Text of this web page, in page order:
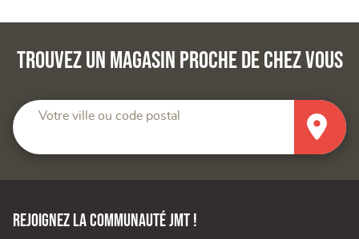
Trouvez un magasin proche de chez vous
Votre ville ou code postal
Rejoignez la communauté JMT !